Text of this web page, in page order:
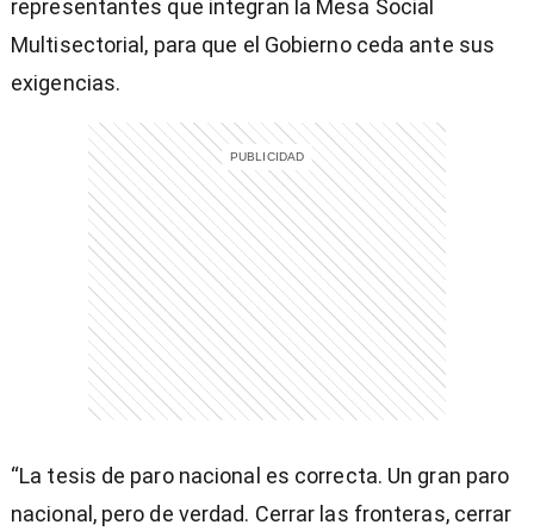
representantes que integran la Mesa Social
Multisectorial, para que el Gobierno ceda ante sus
exigencias.
“La tesis de paro nacional es correcta. Un gran paro
nacional, pero de verdad. Cerrar las fronteras, cerrar